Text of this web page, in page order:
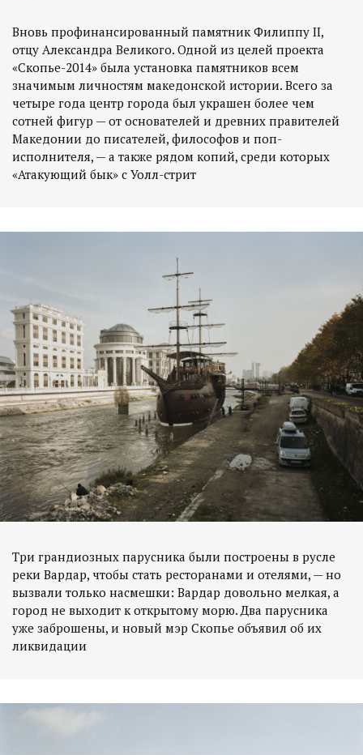
Вновь профинансированный памятник Филиппу II,
отцу Александра Великого. Одной из целей проекта
«Скопье-2014» была установка памятников всем
значимым личностям македонской истории. Всего за
четыре года центр города был украшен более чем
сотней фигур — от основателей и древних правителей
Македонии до писателей, философов и поп-
исполнителя, — а также рядом копий, среди которых
«Атакующий бык» с Уолл-стрит
Три грандиозных парусника были построены в русле
реки Вардар, чтобы стать ресторанами и отелями, — но
вызвали только насмешки: Вардар довольно мелкая, а
город не выходит к открытому морю. Два парусника
уже заброшены, и новый мэр Скопье объявил об их
ликвидации